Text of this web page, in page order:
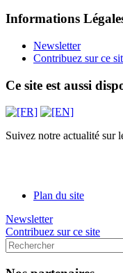
Informations
Newsletter
Contribuez sur ce
Ce site est aussi
Suivez notre actualité sur
Plan du site
Newsletter
Contribuez sur ce site